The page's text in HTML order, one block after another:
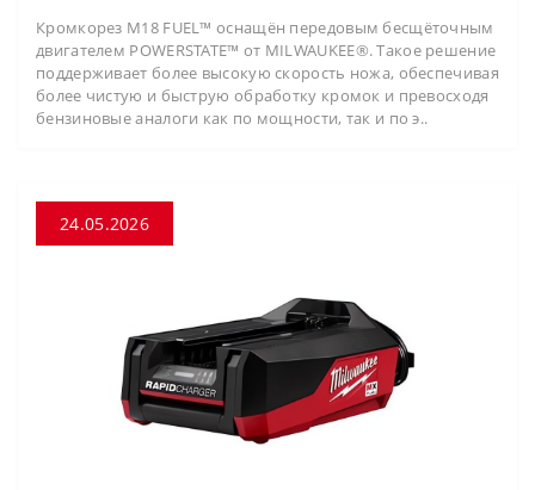
Кромкорез M18 FUEL™ оснащён передовым бесщёточным
двигателем POWERSTATE™ от MILWAUKEE®. Такое решение
поддерживает более высокую скорость ножа, обеспечивая
более чистую и быструю обработку кромок и превосходя
бензиновые аналоги как по мощности, так и по э..
24.05.2026